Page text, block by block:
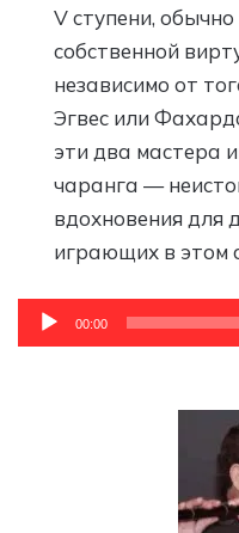
V ступени,
собственной
независимо от
Эгвес или
эти два мастера
чаранга —
вдохновения для
играющих в этом
Аудиоплеер
00:00